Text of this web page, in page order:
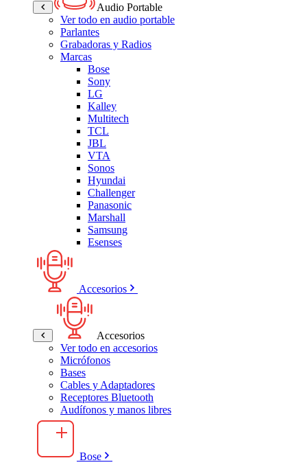
Audio Portable
Ver todo en audio portable
Parlantes
Grabadoras y Radios
Marcas
Bose
Sony
LG
Kalley
Multitech
TCL
JBL
VTA
Sonos
Hyundai
Challenger
Panasonic
Marshall
Samsung
Esenses
Accesorios
Accesorios
Ver todo en accesorios
Micrófonos
Bases
Cables y Adaptadores
Receptores Bluetooth
Audífonos y manos libres
Bose